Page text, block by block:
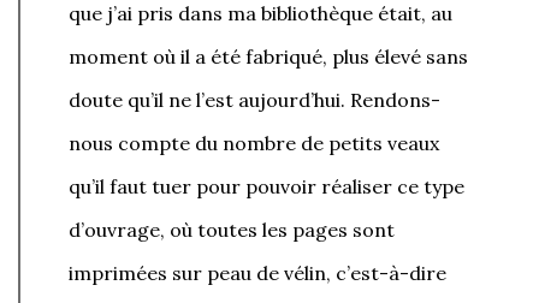
que j’ai pris dans ma bibliothèque était, au
moment où il a été fabriqué, plus élevé sans
doute qu’il ne l’est aujourd’hui. Rendons-
nous compte du nombre de petits veaux
qu’il faut tuer pour pouvoir réaliser ce type
d’ouvrage, où toutes les pages sont
imprimées sur peau de vélin, c’est-à-dire